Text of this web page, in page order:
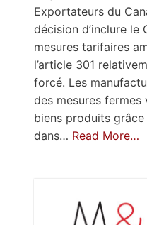
Exportateurs du
décision d’inclure le
mesures tarifaires
l’article 301
forcé. Les
des mesures
biens produits
dans… Read More…